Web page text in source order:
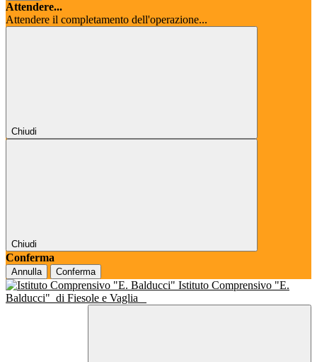
Attendere...
Attendere il completamento dell'operazione...
Chiudi
Chiudi
Conferma
Annulla Conferma
Istituto Comprensivo "E.
Balducci" di Fiesole e Vaglia